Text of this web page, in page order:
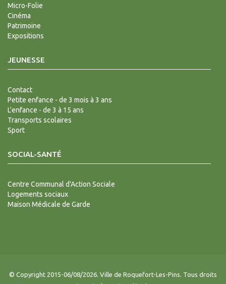
Micro-Folie
Cinéma
Patrimoine
Expositions
JEUNESSE
Contact
Petite enfance - de 3 mois à 3 ans
L'enfance - de 3 à 15 ans
Transports scolaires
Sport
SOCIAL-SANTÉ
Centre Communal d'Action Sociale
Logements sociaux
Maison Médicale de Garde
© Copyright 2015-06/08/2026. Ville de Roquefort-Les-Pins. Tous droits